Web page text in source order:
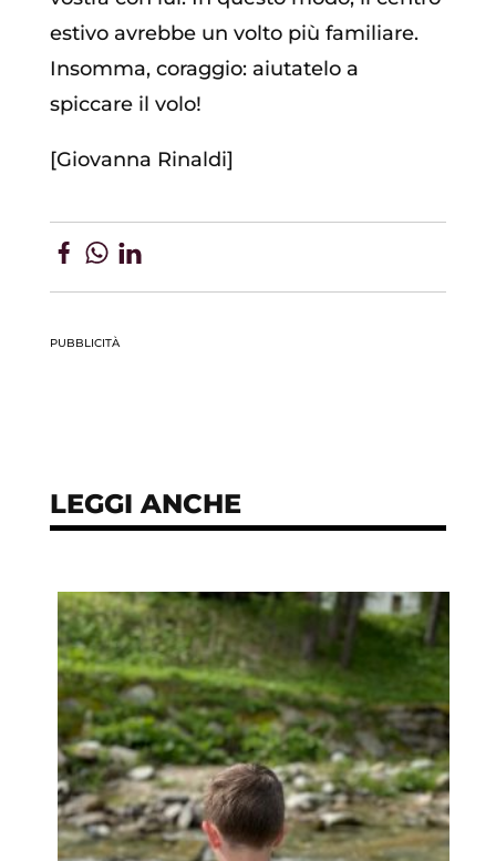
estivo avrebbe un volto più familiare.
Insomma, coraggio: aiutatelo a
spiccare il volo!
[Giovanna Rinaldi]
PUBBLICITÀ
LEGGI ANCHE